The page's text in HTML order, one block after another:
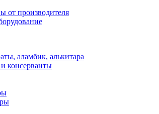
от производителя
аламбик, алькитара
консерванты